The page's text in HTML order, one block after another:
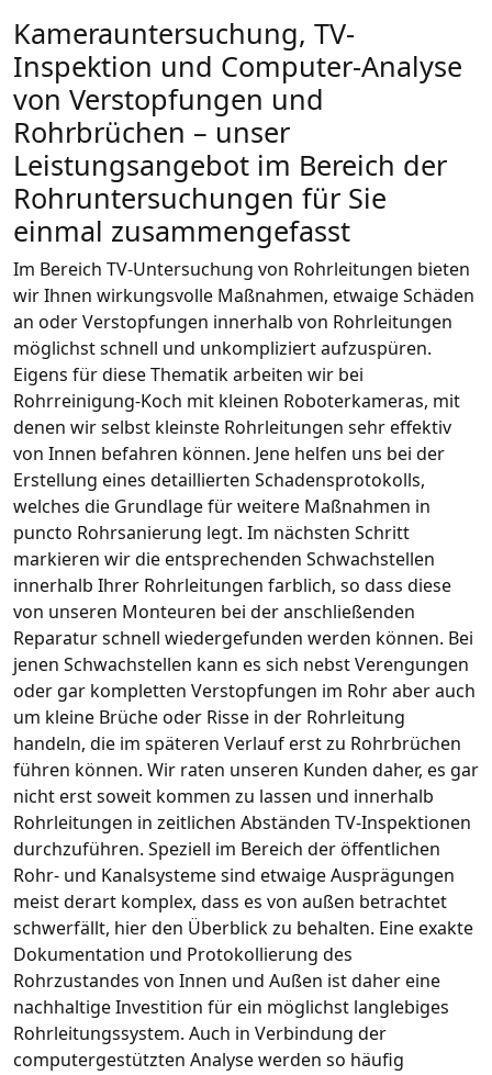
Kamerauntersuchung, TV-
Inspektion und Computer-Analyse
von Verstopfungen und
Rohrbrüchen – unser
Leistungsangebot im Bereich der
Rohruntersuchungen für Sie
einmal zusammengefasst
Im Bereich TV-Untersuchung von Rohrleitungen bieten
wir Ihnen wirkungsvolle Maßnahmen, etwaige Schäden
an oder Verstopfungen innerhalb von Rohrleitungen
möglichst schnell und unkompliziert aufzuspüren.
Eigens für diese Thematik arbeiten wir bei
Rohrreinigung-Koch mit kleinen Roboterkameras, mit
denen wir selbst kleinste Rohrleitungen sehr effektiv
von Innen befahren können. Jene helfen uns bei der
Erstellung eines detaillierten Schadensprotokolls,
welches die Grundlage für weitere Maßnahmen in
puncto Rohrsanierung legt. Im nächsten Schritt
markieren wir die entsprechenden Schwachstellen
innerhalb Ihrer Rohrleitungen farblich, so dass diese
von unseren Monteuren bei der anschließenden
Reparatur schnell wiedergefunden werden können. Bei
jenen Schwachstellen kann es sich nebst Verengungen
oder gar kompletten Verstopfungen im Rohr aber auch
um kleine Brüche oder Risse in der Rohrleitung
handeln, die im späteren Verlauf erst zu Rohrbrüchen
führen können. Wir raten unseren Kunden daher, es gar
nicht erst soweit kommen zu lassen und innerhalb
Rohrleitungen in zeitlichen Abständen TV-Inspektionen
durchzuführen. Speziell im Bereich der öffentlichen
Rohr- und Kanalsysteme sind etwaige Ausprägungen
meist derart komplex, dass es von außen betrachtet
schwerfällt, hier den Überblick zu behalten. Eine exakte
Dokumentation und Protokollierung des
Rohrzustandes von Innen und Außen ist daher eine
nachhaltige Investition für ein möglichst langlebiges
Rohrleitungssystem. Auch in Verbindung der
computergestützten Analyse werden so häufig